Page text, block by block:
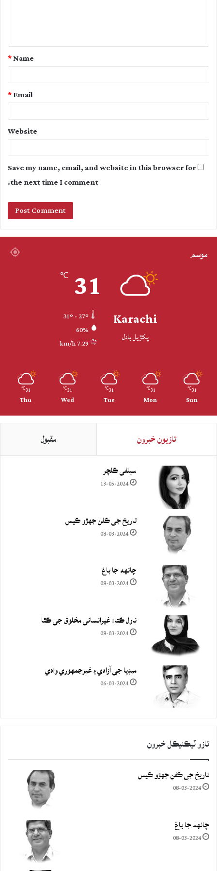
t
Name
*
Email
*
Website
Save my name, email, and website in this browser for
the next time I comment.
موسم
Karachi
پکڙيل بادل
31
℃
60%
7.29 km/h
31
℃
Sun
31
℃
Mon
31
℃
Tue
31
℃
Wed
31
℃
Thu
تازيون خبرون مقبول
سيلفي ڪلچر
13-05-2024
تاريخ جي ڪفن جھڙو ڪيس
08-03-2024
چانهه جا باغ
08-03-2024
ناول ڪتا: غيرانساني مخلوق جي ڪٿا
08-03-2024
ميڊيا جي آزادي ۽ غيرجمھوري وادي
06-03-2024
تازو ٽيڪنيڪل خبرون
تاريخ جي ڪفن جھڙو ڪيس
08-03-2024
چانهه جا باغ
08-03-2024